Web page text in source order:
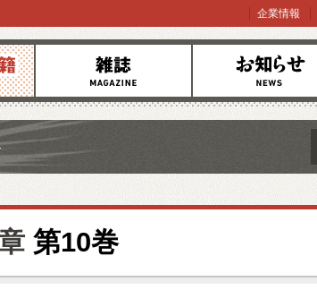
雑誌 お知らせ
企業情報
第10巻